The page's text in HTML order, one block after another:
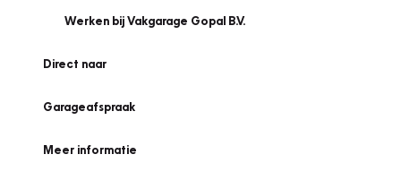
Werken bij Vakgarage Gopal B.V.
Direct naar
Garageafspraak
Meer informatie